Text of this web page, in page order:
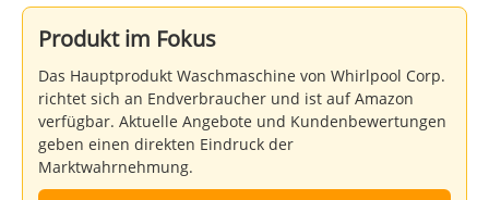
Produkt im Fokus
Das Hauptprodukt Waschmaschine von Whirlpool Corp.
richtet sich an Endverbraucher und ist auf Amazon
verfügbar. Aktuelle Angebote und Kundenbewertungen
geben einen direkten Eindruck der
Marktwahrnehmung.